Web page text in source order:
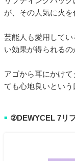
が、その人気に火を
芸能人も愛用して
い効果が得られるの
アゴから耳にかけ
ても心地良いという
■ ②DEWYCEL 7リ